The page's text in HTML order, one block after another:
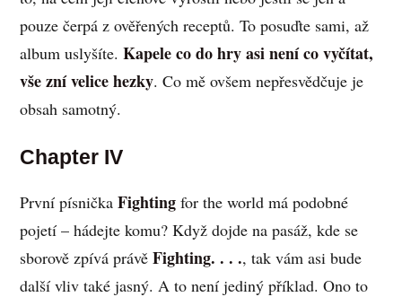
pouze čerpá z ověřených receptů. To posuďte sami, až
album uslyšíte. Kapele co do hry asi není co vyčítat,
vše zní velice hezky. Co mě ovšem nepřesvědčuje je
obsah samotný.
Chapter IV
První písničkaFightingfor the world má podobné
pojetí – hádejte komu? Když dojde na pasáž, kde se
sborově zpívá právěFighting. . . ., tak vám asi bude
další vliv také jasný. A to není jediný příklad. Ono to